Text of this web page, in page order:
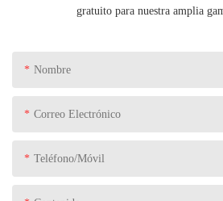
gratuito para nuestra amplia
Nombre
Correo Electrónico
Teléfono/Móvil